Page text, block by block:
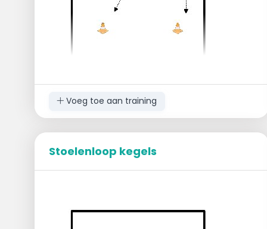
Doel
verschillende lengtes te skaten.
Op het startsignaal beginnen de skaters te
Voeg toe aan training
Stoelenloop kegels